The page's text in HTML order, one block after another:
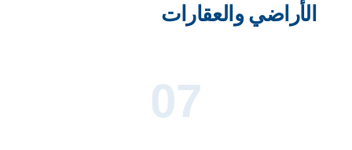
الأراضي والعقارات
07